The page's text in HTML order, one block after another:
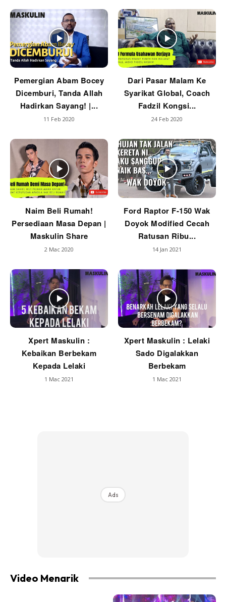
Pemergian Abam Bocey
Dicemburi, Tanda Allah
Hadirkan Sayang! |...
11 Feb 2020
Dari Pasar Malam Ke
Syarikat Global, Coach
Fadzil Kongsi...
24 Feb 2020
Naim Beli Rumah!
Persediaan Masa Depan |
Maskulin Share
2 Mac 2020
Ford Raptor F-150 Wak
Doyok Modified Cecah
Ratusan Ribu...
14 Jan 2021
Xpert Maskulin :
Kebaikan Berbekam
Kepada Lelaki
1 Mac 2021
Xpert Maskulin : Lelaki
Sado Digalakkan
Berbekam
1 Mac 2021
Ads
Video Menarik